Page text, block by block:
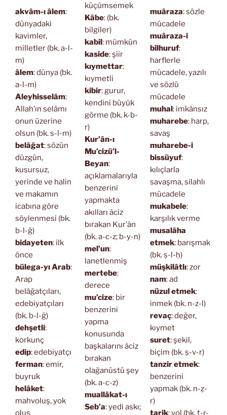
akvâm-ı âlem:
dünyadaki
kavimler,
milletler (bk. a-l-
m)
âlem: dünya (bk.
a-l-m)
Aleyhisselâm:
Allah’ın selâmı
onun üzerine
olsun (bk. s-l-m)
belâğat: sözün
düzgün,
kusursuz,
yerinde ve halin
ve makamın
icabına göre
söylenmesi (bk.
b-l-ğ)
bidayeten: ilk
önce
bülega-yı Arab:
Arap
belâğatçıları,
edebiyatçıları
(bk. b-l-ğ)
dehşetli:
korkunç
edip: edebiyatçı
ferman: emir,
buyruk
helâket:
mahvoluş, yok
oluş
küçümsemek
Kâbe: (bk.
bilgiler)
kabil: mümkün
kaside: şiir
kıymettar:
kıymetli
kibir: gurur,
kendini büyük
görme (bk. k-b-
r)
Kur’ân-ı
Mu’cizü’l-
Beyan:
açıklamalarıyla
benzerini
yapmakta
akılları âciz
bırakan Kur’ân
(bk. a-c-z; b-y-n)
mel’un:
lanetlenmiş
mertebe:
derece
mu’cize: bir
benzerini
yapma
konusunda
başkalarını âciz
bırakan
olağanüstü şey
(bk. a-c-z)
muallâkat-ı
Seb’a: yedi askı;
muâraza: sözle
mücadele
muâraza-i
bilhuruf:
harflerle
mücadele, yazılı
ve sözlü
mücadele
muhal: imkânsız
muharebe: harp,
savaş
muharebe-i
bissüyuf:
kılıçlarla
savaşma, silahlı
mücadele
mukabele:
karşılık verme
musalâha
etmek: barışmak
(bk. ṣ-l-ḥ)
müşkilâtlı: zor
nam: ad
nüzul etmek:
inmek (bk. n-z-l)
revaç: değer,
kıymet
suret: şekil,
biçim (bk. ṣ-v-r)
tanzir etmek:
benzerini
yapmak (bk. n-ẓ-
r)
tarik: yol (bk. ṭ-r-